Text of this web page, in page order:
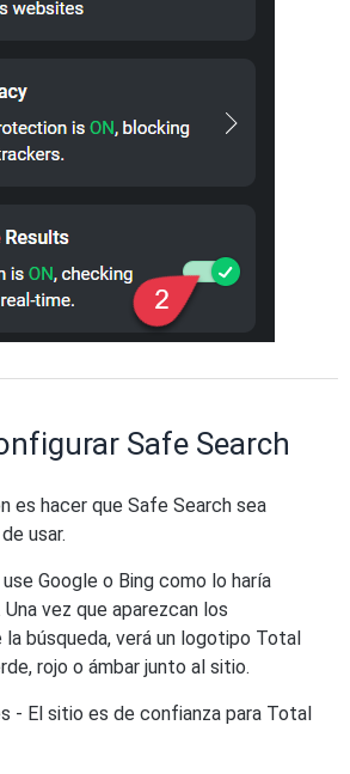
Safe Search
es hacer que Safe Search sea
usar.
Google o Bing como lo haría
vez que aparezcan los
búsqueda, verá un logotipo Total
rojo o ámbar junto al sitio.
- El sitio es de confianza para Total